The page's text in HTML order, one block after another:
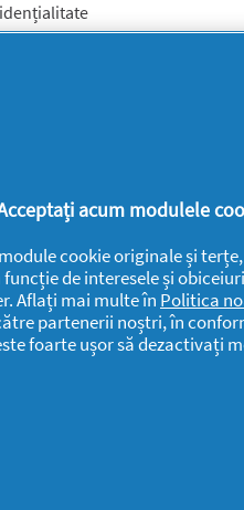
de
acum modulele
cookie originale și
de interesele și
Aflați mai multe în Politica
partenerii noștri, în
foarte ușor să dezactivați